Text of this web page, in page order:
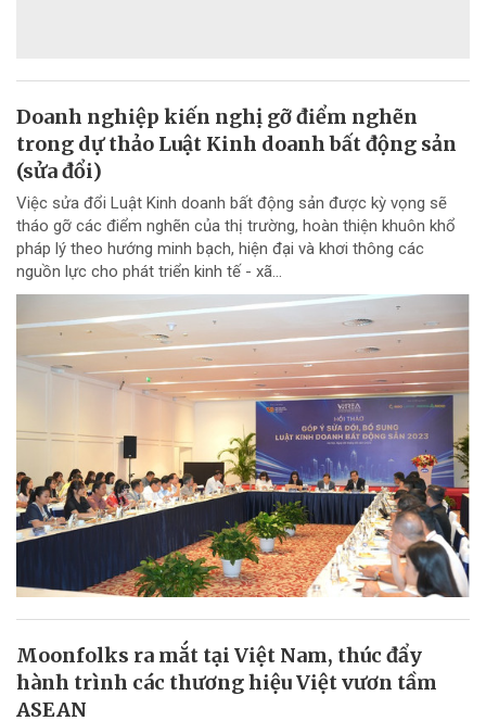
Doanh nghiệp kiến nghị gỡ điểm nghẽn
trong dự thảo Luật Kinh doanh bất động sản
(sửa đổi)
Việc sửa đổi Luật Kinh doanh bất động sản được kỳ vọng sẽ
tháo gỡ các điểm nghẽn của thị trường, hoàn thiện khuôn khổ
pháp lý theo hướng minh bạch, hiện đại và khơi thông các
nguồn lực cho phát triển kinh tế - xã...
Moonfolks ra mắt tại Việt Nam, thúc đẩy
hành trình các thương hiệu Việt vươn tầm
ASEAN